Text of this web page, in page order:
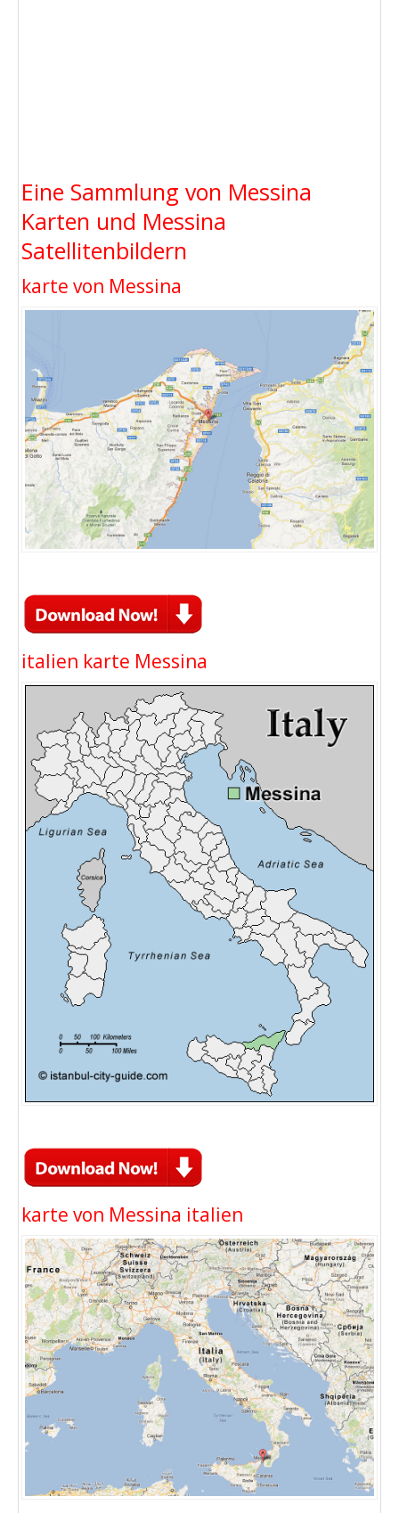
Eine Sammlung von Messina
Karten und Messina
Satellitenbildern
karte von Messina
italien karte Messina
karte von Messina italien